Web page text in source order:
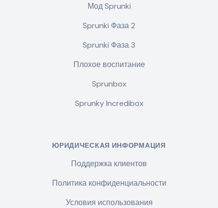
Мод Sprunki
Sprunki Фаза 2
Sprunki Фаза 3
Плохое воспитание
Sprunbox
Sprunky Incredibox
ЮРИДИЧЕСКАЯ ИНФОРМАЦИЯ
Поддержка клиентов
Политика конфиденциальности
Условия использования